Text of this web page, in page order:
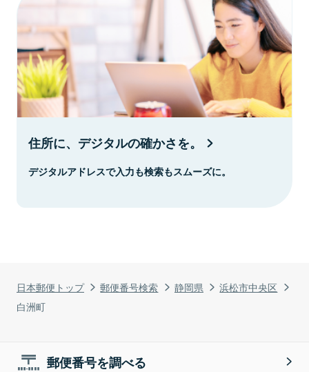
日本郵便トップ 郵便番号検索 静岡県
浜松市中央区
白洲町
住所に、デジタルの確かさを。
デジタルアドレスで入力も検索もスムーズに。
郵便番号を調べる